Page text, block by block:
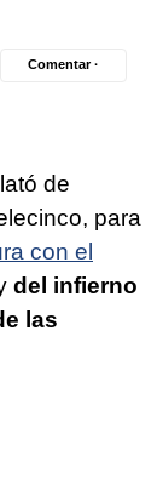
Comentar ·
de
para
con el
del infierno
las